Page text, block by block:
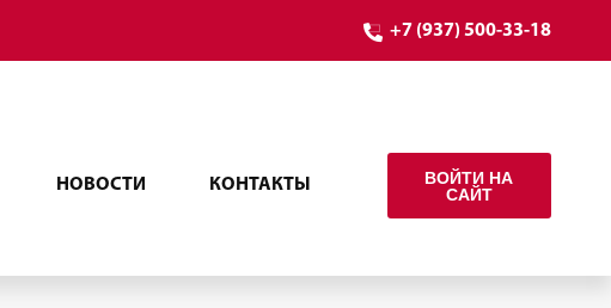
+7 (937) 500-33-18
НОВОСТИ КОНТАКТЫ
ВОЙТИ НА
САЙТ